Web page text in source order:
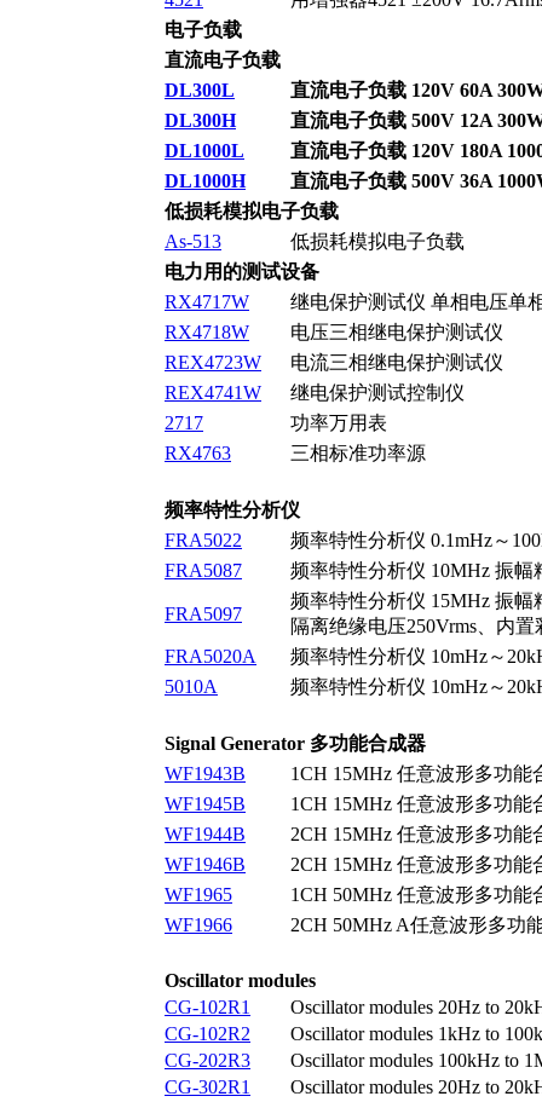
电子负载
直流电子负载
DL300L
直流电子负载 120V 60A
DL300H
直流电子负载 500V 12A
DL1000L
直流电子负载 120V 180A
DL1000H
直流电子负载 500V 36A
低损耗模拟电子负载
As-513
低损耗模拟电子负载
电力用的测试设备
RX4717W
继电保护测试仪 单相电压单
RX4718W
电压三相继电保护测试仪
REX4723W
电流三相继电保护测试仪
REX4741W
继电保护测试控制仪
2717
功率万用表
RX4763
三相标准功率源
频率特性分析仪
FRA5022
频率特性分析仪 0.1mHz～
FRA5087
频率特性分析仪 10MHz 振幅
FRA5097
频率特性分析仪 15MHz 振幅
隔离绝缘电压250Vrms、内
FRA5020A
频率特性分析仪 10mHz～
5010A
频率特性分析仪 10mHz～
Signal Generator 多功能合成器
WF1943B
1CH 15MHz 任意波形多功能
WF1945B
1CH 15MHz 任意波形多功能
WF1944B
2CH 15MHz 任意波形多功能
WF1946B
2CH 15MHz 任意波形多功能
WF1965
1CH 50MHz 任意波形多功能
WF1966
2CH 50MHz A任意波形多功
Oscillator modules
CG-102R1
Oscillator modules 20Hz to
CG-102R2
Oscillator modules 1kHz to
CG-202R3
Oscillator modules 100kHz to
CG-302R1
Oscillator modules 20Hz to